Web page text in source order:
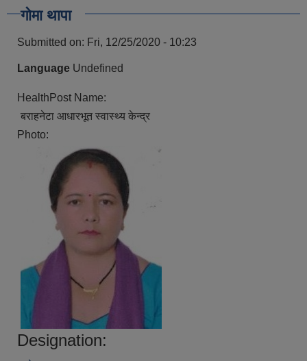
गाेमा थापा
Submitted on: Fri, 12/25/2020 - 10:23
Language Undefined
HealthPost Name:
बराहनेटा आधारभूत स्वास्थ्य केन्द्र
Photo:
Designation: